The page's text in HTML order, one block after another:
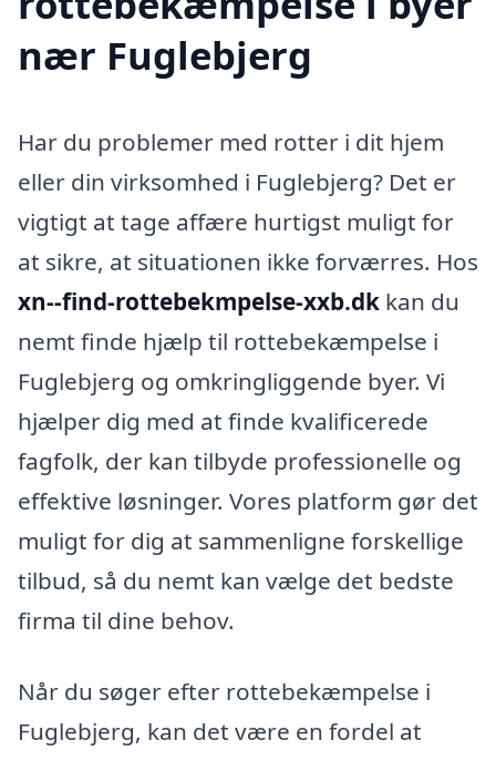
nær Fuglebjerg
Har du problemer med rotter i dit hjem
eller din virksomhed i Fuglebjerg? Det er
vigtigt at tage affære hurtigst muligt for
at sikre, at situationen ikke forværres. Hos
xn--find-rottebekmpelse-xxb.dk kan du
nemt finde hjælp til rottebekæmpelse i
Fuglebjerg og omkringliggende byer. Vi
hjælper dig med at finde kvalificerede
fagfolk, der kan tilbyde professionelle og
effektive løsninger. Vores platform gør det
muligt for dig at sammenligne forskellige
tilbud, så du nemt kan vælge det bedste
firma til dine behov.
Når du søger efter rottebekæmpelse i
Fuglebjerg, kan det være en fordel at